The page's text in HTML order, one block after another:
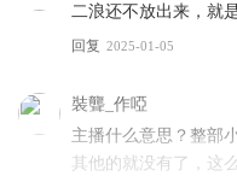
二浪还不放出来，就
回复 2025-01-05
裝聾_作啞
主播什么意思？整部
其他的就没有了，这